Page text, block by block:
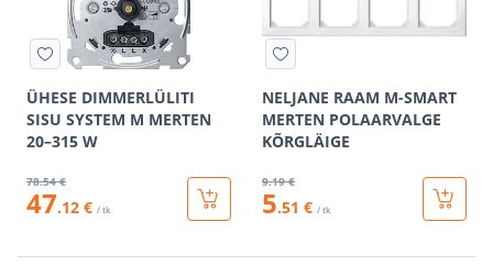
ÜHESE DIMMERLÜLITI
SISU SYSTEM M MERTEN
20–315 W
78.54 €
47.12 € / tk
NELJANE RAAM M-SMART
MERTEN POLAARVALGE
KÕRGLÄIGE
9.19 €
5.51 € / tk